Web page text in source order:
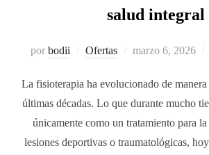
salud integral
por bodii Ofertas marzo 6, 2026
La fisioterapia ha evolucionado de
últimas décadas. Lo que durante mucho
únicamente como un tratamiento para
lesiones deportivas o traumatológicas,